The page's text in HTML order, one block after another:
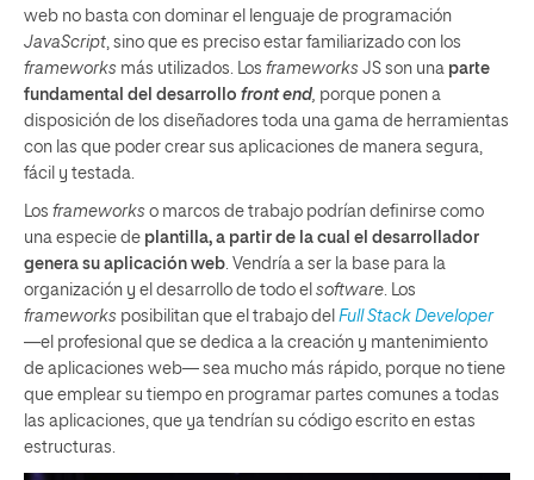
web no basta con dominar el lenguaje de programación
JavaScript , sino que es preciso estar familiarizado con los
frameworks más utilizados. Los frameworks JS son una parte
fundamental del desarrollo front end porque ponen a
disposición de los diseñadores toda una gama de herramientas
con las que poder crear sus aplicaciones de manera segura,
fácil y testada.
Los frameworks o marcos de trabajo podrían definirse como
una especie de plantilla, a partir de la cual el desarrollador
genera su aplicación web . Vendría a ser la base para la
organización y el desarrollo de todo el software . Los
frameworks posibilitan que el trabajo del Full Stack Developer
—el profesional que se dedica a la creación y mantenimiento
de aplicaciones web— sea mucho más rápido, porque no tiene
que emplear su tiempo en programar partes comunes a todas
las aplicaciones, que ya tendrían su código escrito en estas
estructuras.